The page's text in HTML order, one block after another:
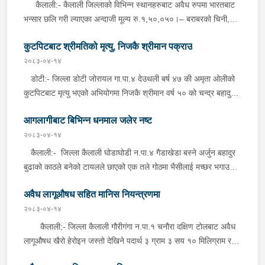
कैलाली:- कैलाली जिल्लाको विभिन्न स्थानहरुबाट अवैध रुपमा भारतबाट
भन्सार छलि गरी ल्याएका अन्दाजी मूल्य रु.१,५०,०५०।– बराबरको चिनी,
लगायतका सामानहरु बिहिबार जिल्ला प्रहरी कार्यालय कैलाली तथा मातहत
कार्यालयबाट खटिएको प्रहरीले बेवारिसे अवस्थामा फेला पारी आवश्यक
प्रक्रिया पुरा गरी नियन्त्रणमा लिएको छ । कञ्चनपुर:- जिल्ला
कञ्चनपुर पुनर्वास न.पा.११ डोकेबजार गुम्बा नजिकबाट अवैध रुपमा भारतबाट
ग्लासहरु बिहिबार राति प्रहरी चौकी परासन, कञ्चनपुरबाट खटिएको प्रहरीले
बेवारिसे अवस्थामा फेला पारी आवश्यक प्रक्रिया पुरा गरी नियन्त्रणमा लिएको
छ ।
कुटपिटबाट श्रीमतिको मृत्यु, निजकै श्रीमान पक्राउ
२०८३-०४-१४
डोटी:- जिल्ला डोटी जोरायल गा.पा.४ देउथली बर्ष ४७ की अमृता ओलीको
कुटपिटबाट मृत्यु भएको अभियोगमा निजकै श्रीमान वर्ष ५० को चन्द्र बहादुर
कुटपिट गर्दा गम्भीर घाइते भएकी अमृतालाई सेती प्रादेशिक अस्पताल धनगढी,
कैलाली लगिएकोमा चिकित्सकले चेकजाँच गर्दा सोही साँझ मृत घोषणा गरेको छ
। कुटपिट गर्ने चन्द्र बहादुर ओलीलाई इलाका प्रहरी कार्यालय जोरायल,
डोटिबाट खटिएको प्रहरीले पक्राउ गरि अनुसन्धान भइरहेको छ ।
आगलागीबाट बिभिन्न धनमाल जलेर नष्ट
२०८३-०४-१४
कैलाली:- जिल्ला कैलाली घोडाघोडी न.पा.४ गैडाखेडा बस्ने अर्जुन बहादुर
बुढाको काठले बनेको टायलले छाएको एक तले गोठमा भैसीलाई मच्छर भगाउन
तथा गोठ भित्र रहेका नगद, गरगहना, खद्यान्न, भाँडावर्तन, लत्ताकपडा
लगायतका सामानहरु गरि अन्दाजी मुल्य रु.२०,००,०००।– (बिस लाख)
बराबरको धनमाल जलेर नष्ट भएको हो । आगलागी स्थानिय, प्रहरी र
दमकलको सहयोगमा नियन्त्रणमा आएको छ ।
अवैध लागूऔषध सहित मानिस नियन्त्रणमा
२०८३-०४-१४
कैलाली;- जिल्ला कैलाली गौरीगंगा न.पा.१ चनौरा दक्षिण टोलबाट अवैध
लागूऔषध खैरो हेरोइन जस्तो देखिने पदार्थ ३ ग्राम ३ सय १० मिलिग्राम र